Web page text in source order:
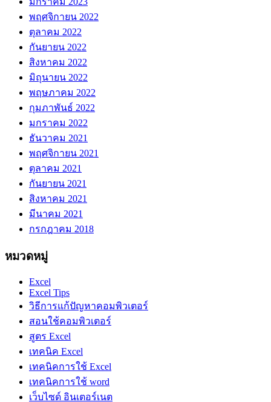
พฤศจิกายน 2022
ตุลาคม 2022
กันยายน 2022
สิงหาคม 2022
มิถุนายน 2022
พฤษภาคม 2022
กุมภาพันธ์ 2022
มกราคม 2022
ธันวาคม 2021
พฤศจิกายน 2021
ตุลาคม 2021
กันยายน 2021
สิงหาคม 2021
มีนาคม 2021
กรกฎาคม 2018
หมวดหมู่
Excel
Excel Tips
วิธีการแก้ปัญหาคอมพิวเตอร์
สอนใช้คอมพิวเตอร์
สูตร Excel
เทคนิค Excel
เทคนิคการใช้ Excel
เทคนิคการใช้ word
เว็บไซด์ อินเตอร์เนต